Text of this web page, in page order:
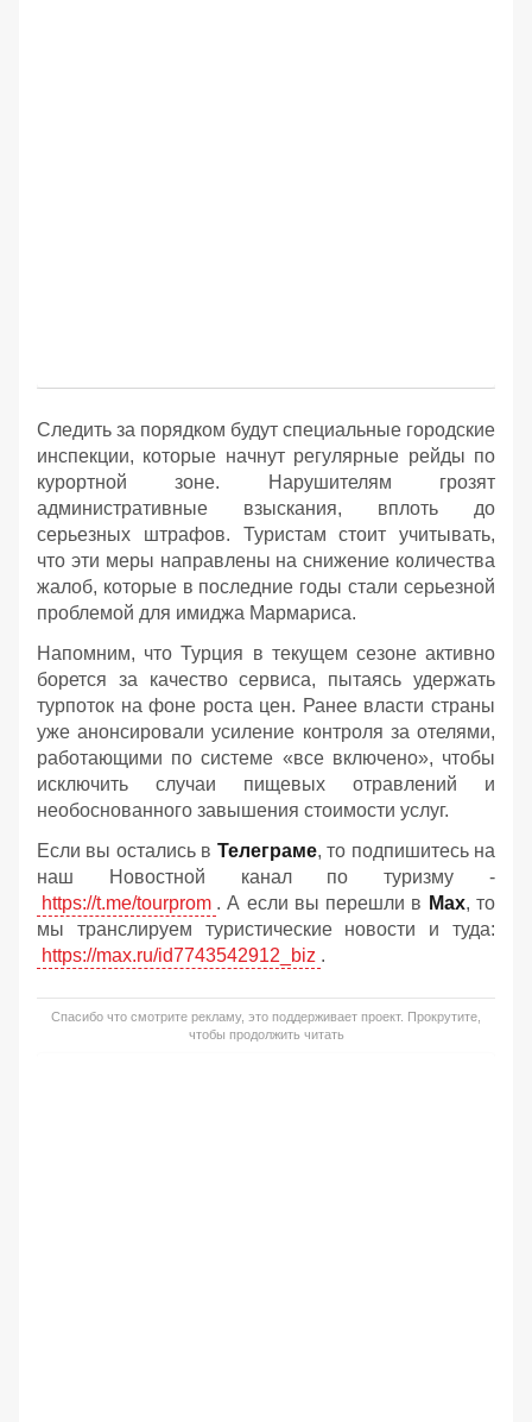
Следить за порядком будут специальные городские
инспекции, которые начнут регулярные рейды по
курортной зоне. Нарушителям грозят
административные взыскания, вплоть до
серьезных штрафов. Туристам стоит учитывать,
что эти меры направлены на снижение количества
жалоб, которые в последние годы стали серьезной
проблемой для имиджа Мармариса.
Напомним, что Турция в текущем сезоне активно
борется за качество сервиса, пытаясь удержать
турпоток на фоне роста цен. Ранее власти страны
уже анонсировали усиление контроля за отелями,
работающими по системе «все включено», чтобы
исключить случаи пищевых отравлений и
необоснованного завышения стоимости услуг.
Если вы остались в Телеграме, то подпишитесь на
наш Новостной канал по туризму -
https://t.me/tourprom . А если вы перешли в Мах, то
мы транслируем туристические новости и туда:
https://max.ru/id7743542912_biz .
Спасибо что смотрите рекламу, это поддерживает проект. Прокрутите,
чтобы продолжить читать